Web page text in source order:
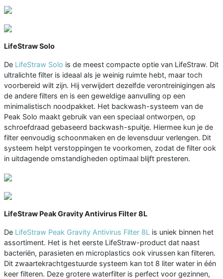
LifeStraw Solo
De LifeStraw Solo is de meest compacte optie van LifeStraw. Dit
ultralichte filter is ideaal als je weinig ruimte hebt, maar toch
voorbereid wilt zijn. Hij verwijdert dezelfde verontreinigingen als
de andere filters en is een geweldige aanvulling op een
minimalistisch noodpakket. Het backwash-systeem van de
Peak Solo maakt gebruik van een speciaal ontworpen, op
schroefdraad gebaseerd backwash-spuitje. Hiermee kun je de
filter eenvoudig schoonmaken en de levensduur verlengen. Dit
systeem helpt verstoppingen te voorkomen, zodat de filter ook
in uitdagende omstandigheden optimaal blijft presteren.
LifeStraw Peak Gravity Antivirus Filter 8L
De LifeStraw Peak Gravity Antivirus Filter 8L is uniek binnen het
assortiment. Het is het eerste LifeStraw-product dat naast
bacteriën, parasieten en microplastics ook virussen kan filteren.
Dit zwaartekrachtgestuurde systeem kan tot 8 liter water in één
keer filteren. Deze grotere waterfilter is perfect voor gezinnen,